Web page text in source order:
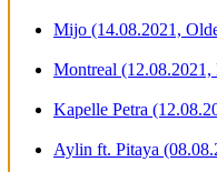
Mijo (14.08.2021,
Montreal (12.08.2021,
Kapelle Petra
Aylin ft. Pitaya